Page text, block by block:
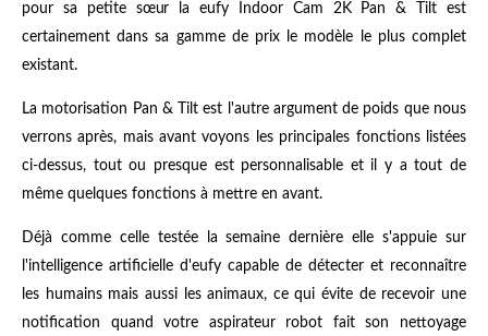
pour sa petite sœur la eufy Indoor Cam 2K Pan & Tilt est
certainement dans sa gamme de prix le modèle le plus complet
existant.
La motorisation Pan & Tilt est l'autre argument de poids que nous
verrons après, mais avant voyons les principales fonctions listées
ci-dessus, tout ou presque est personnalisable et il y a tout de
même quelques fonctions à mettre en avant.
Déjà comme celle testée la semaine dernière elle s'appuie sur
l'intelligence artificielle d'eufy capable de détecter et reconnaître
les humains mais aussi les animaux, ce qui évite de recevoir une
notification quand votre aspirateur robot fait son nettoyage